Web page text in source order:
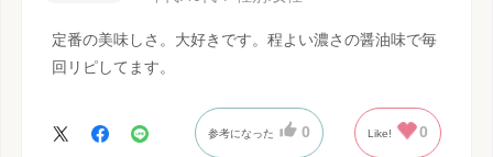
定番の美味しさ。大好きです。程よい濃さの醤油味で毎
回リピしてます。
参考になった 0 Like! 0